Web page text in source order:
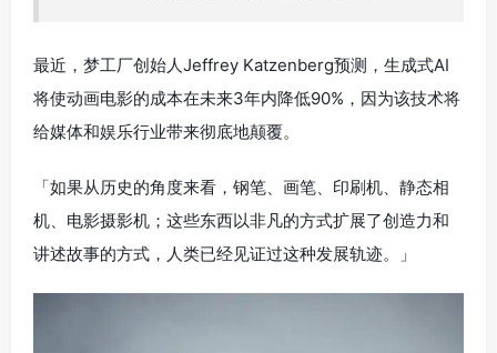
最近，梦工厂创始人Jeffrey Katzenberg预测，生成式AI
将使动画电影的成本在未来3年内降低90%，因为该技术将
给媒体和娱乐行业带来彻底地颠覆。
「如果从历史的角度来看，钢笔、画笔、印刷机、静态相
机、电影摄影机；这些东西以非凡的方式扩展了创造力和
讲述故事的方式，人类已经见证过这种发展轨迹。」